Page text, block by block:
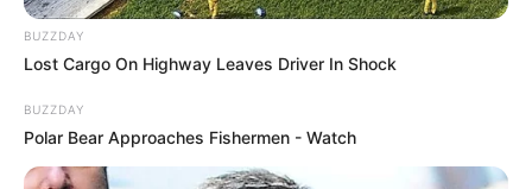
BUZZDAY
Lost Cargo On Highway Leaves Driver In Shock
BUZZDAY
Polar Bear Approaches Fishermen - Watch